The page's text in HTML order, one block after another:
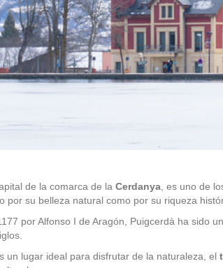
de la comarca de la Cerdanya , es uno de
por su belleza natural como por su riqueza
por Alfonso I de Aragón, Puigcerdà ha sido
un lugar ideal para disfrutar de la naturaleza, el